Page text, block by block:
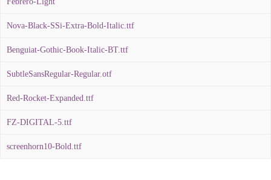
Nova-Black-SSi-Extra-Bold-Italic.ttf
Benguiat-Gothic-Book-Italic-BT.ttf
SubtleSansRegular-Regular.otf
Red-Rocket-Expanded.ttf
FZ-DIGITAL-5.ttf
screenhorn10-Bold.ttf